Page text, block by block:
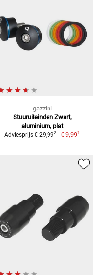
gazzini
Stuuruiteinden Zwart,
aluminium, plat
Adviesprijs € 29,992 € 9,991